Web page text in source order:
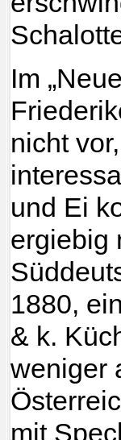
Im
nicht
und Ei
ergiebig
1880,
& k.
weniger
mit